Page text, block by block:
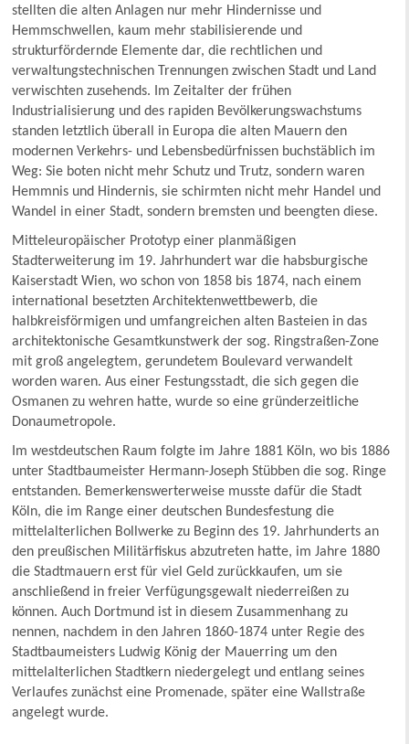
stellten die alten Anlagen nur mehr Hindernisse und
Hemmschwellen, kaum mehr stabilisierende und
strukturfördernde Elemente dar, die rechtlichen und
verwaltungstechnischen Trennungen zwischen Stadt und Land
verwischten zusehends. Im Zeitalter der frühen
Industrialisierung und des rapiden Bevölkerungswachstums
standen letztlich überall in Europa die alten Mauern den
modernen Verkehrs- und Lebensbedürfnissen buchstäblich im
Weg: Sie boten nicht mehr Schutz und Trutz, sondern waren
Hemmnis und Hindernis, sie schirmten nicht mehr Handel und
Wandel in einer Stadt, sondern bremsten und beengten diese.
Mitteleuropäischer Prototyp einer planmäßigen
Stadterweiterung im 19. Jahrhundert war die habsburgische
Kaiserstadt Wien, wo schon von 1858 bis 1874, nach einem
international besetzten Architektenwettbewerb, die
halbkreisförmigen und umfangreichen alten Basteien in das
architektonische Gesamtkunstwerk der sog. Ringstraßen-Zone
mit groß angelegtem, gerundetem Boulevard verwandelt
worden waren. Aus einer Festungsstadt, die sich gegen die
Osmanen zu wehren hatte, wurde so eine gründerzeitliche
Donaumetropole.
Im westdeutschen Raum folgte im Jahre 1881 Köln, wo bis 1886
unter Stadtbaumeister Hermann-Joseph Stübben die sog. Ringe
entstanden. Bemerkenswerterweise musste dafür die Stadt
Köln, die im Range einer deutschen Bundesfestung die
mittelalterlichen Bollwerke zu Beginn des 19. Jahrhunderts an
den preußischen Militärfiskus abzutreten hatte, im Jahre 1880
die Stadtmauern erst für viel Geld zurückkaufen, um sie
anschließend in freier Verfügungsgewalt niederreißen zu
können. Auch Dortmund ist in diesem Zusammenhang zu
nennen, nachdem in den Jahren 1860-1874 unter Regie des
Stadtbaumeisters Ludwig König der Mauerring um den
mittelalterlichen Stadtkern niedergelegt und entlang seines
Verlaufes zunächst eine Promenade, später eine Wallstraße
angelegt wurde.